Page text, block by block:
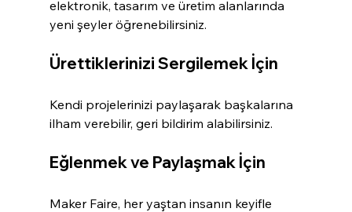
elektronik, tasarım ve üretim alanlarında
yeni şeyler öğrenebilirsiniz.
Ürettiklerinizi Sergilemek İçin
Kendi projelerinizi paylaşarak başkalarına
ilham verebilir, geri bildirim alabilirsiniz.
Eğlenmek ve Paylaşmak İçin
Maker Faire, her yaştan insanın keyifle